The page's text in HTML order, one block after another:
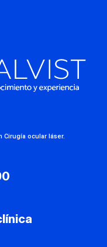
Cirugía ocular láser.